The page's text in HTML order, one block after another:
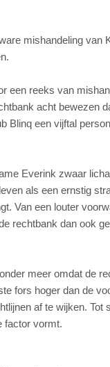
mishandeling van
een reeks van
acht bewezen
Blinq een vijftal
Everink zwaar
als een ernstig
Van een louter
rechtbank dan ook
meer omdat de
fors hoger dan de
af te wijken. Tot
factor vormt.